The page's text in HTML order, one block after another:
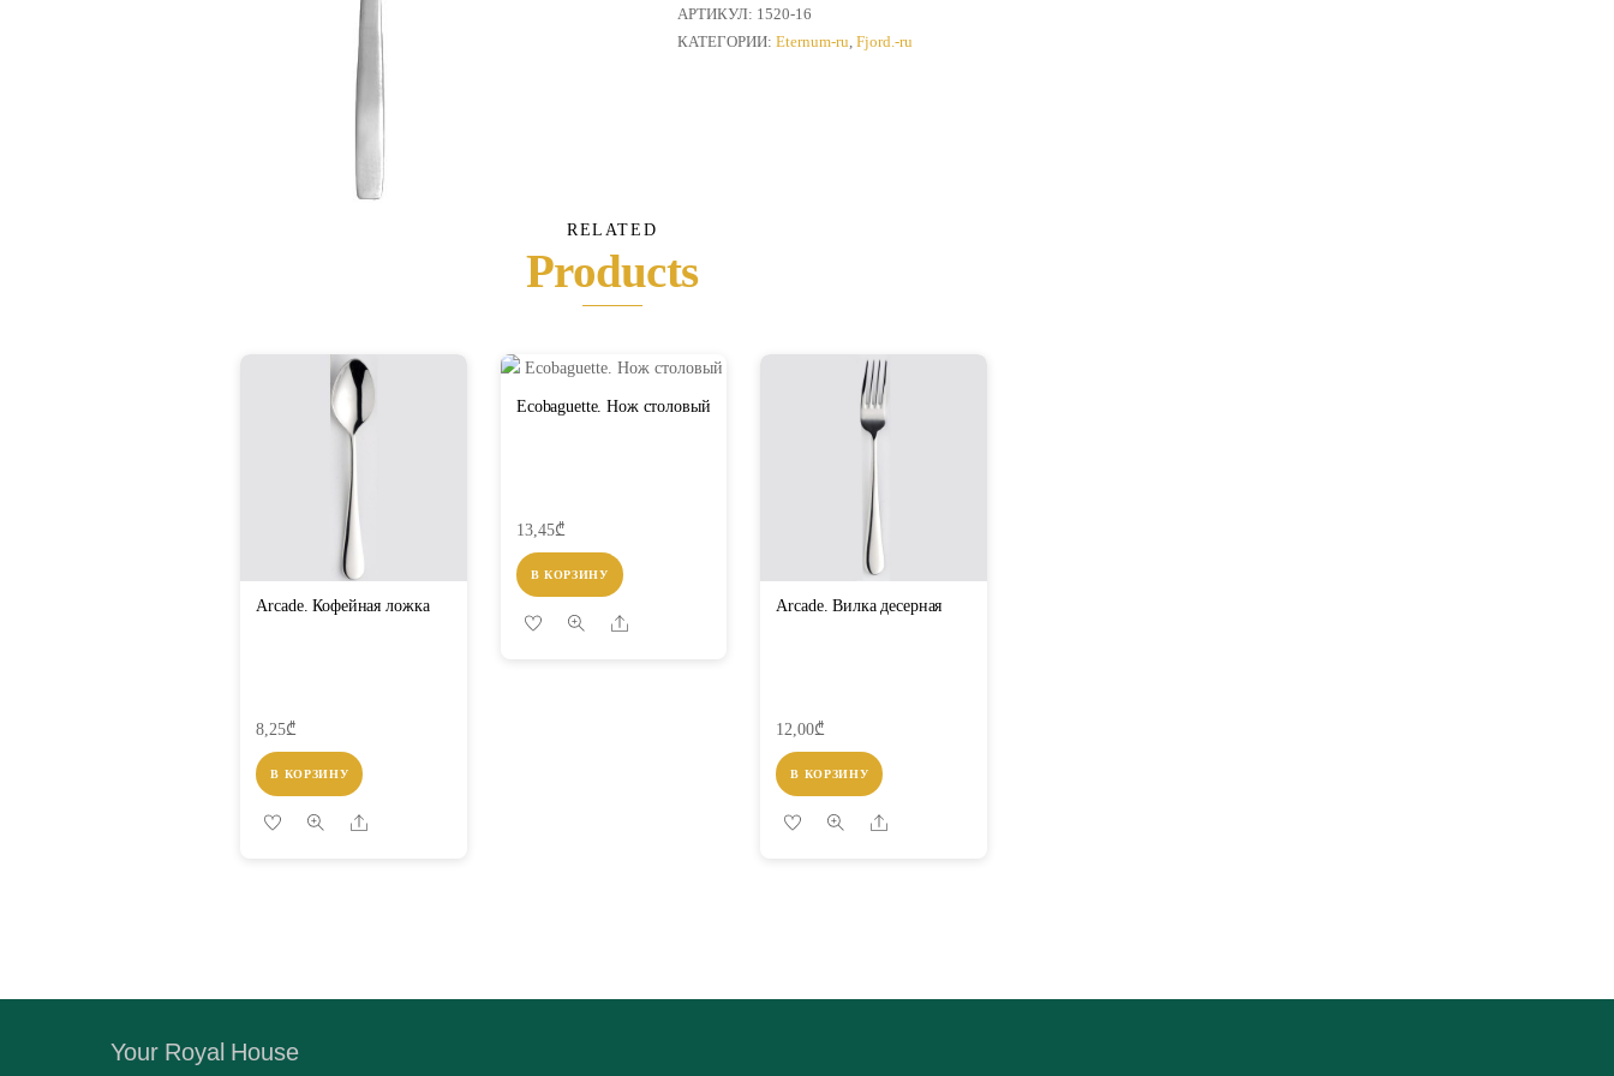
Вилка
для
АРТИКУЛ: 1520-16
КАТЕГОРИИ: Eternum-ru Fjord.-ru
RELATED
Products
Arcade. Кофейная ложка
8,25₾
В КОРЗИНУ
Share
Ecobaguette. Нож столовый
13,45₾
В КОРЗИНУ
Share
Arcade. Вилка десерная
12,00₾
В КОРЗИНУ
Share
Your Royal House